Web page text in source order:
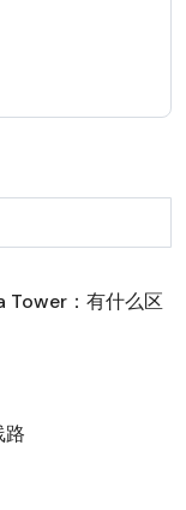
Tower：有什么区
路